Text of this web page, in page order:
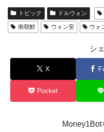
トピック ドルウォン
南朝鮮
ウォン安 ウォ
シ
X
Pocket
Money1Bot